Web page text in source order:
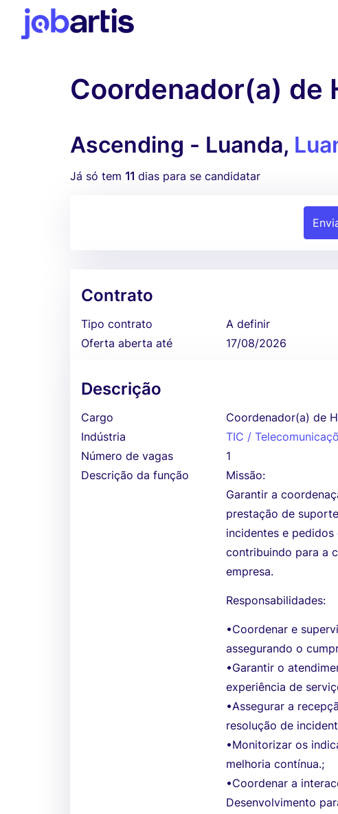
Coordenador(a) de
Ascending - Luanda,
Já só tem 11 dias para se candidatar
Contrato
Tipo contrato
A definir
Oferta aberta até
17/08/2026
Descrição
Cargo
Coordenador(a) de
Indústria
TIC /
Número de vagas
1
Descrição da função
Missão:
Garantir a
prestação de
incidentes e
contribuindo para a
empresa.
Responsabilidades:
•Coordenar e
assegurando o
•Garantir o
experiência de
•Assegurar a
resolução de
•Monitorizar os
melhoria contínua.;
•Coordenar a
Desenvolvimento